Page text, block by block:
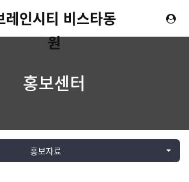
레인시티 비스타동
원
홍보센터
홍보자료